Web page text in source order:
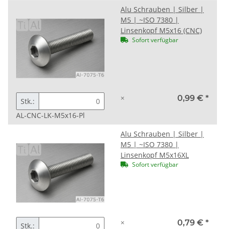
Alu Schrauben | Silber |
M5 | ~ISO 7380 |
Linsenkopf M5x16 (CNC)
Sofort verfügbar
Stk.:
AL-CNC-LK-M5x16-Pl
× 0,99 € *
Alu Schrauben | Silber |
M5 | ~ISO 7380 |
Linsenkopf M5x16XL
Sofort verfügbar
Stk.: × 0,79 € *